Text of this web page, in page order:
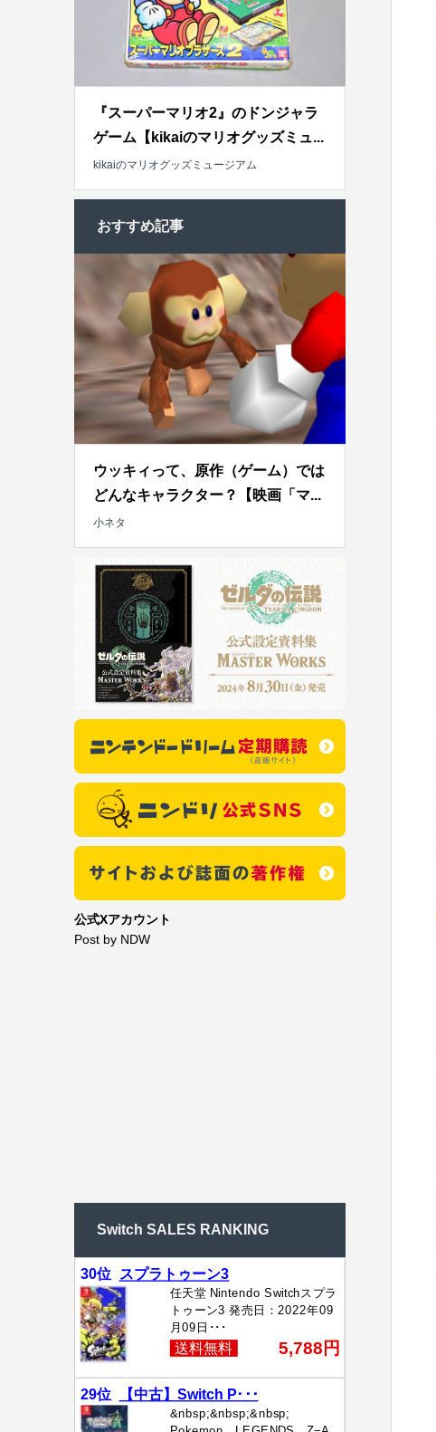
『スーパーマリオ2』のドンジャラ
ゲーム【kikaiのマリオグッズミュ...
kikaiのマリオグッズミュージアム
おすすめ記事
ウッキィって、原作（ゲーム）では
どんなキャラクター？【映画「マ...
小ネタ
公式Xアカウント
Post by NDW
Switch SALES RANKING